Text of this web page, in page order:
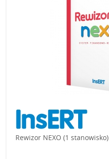
Rewizor NEXO (1 stanowisko)